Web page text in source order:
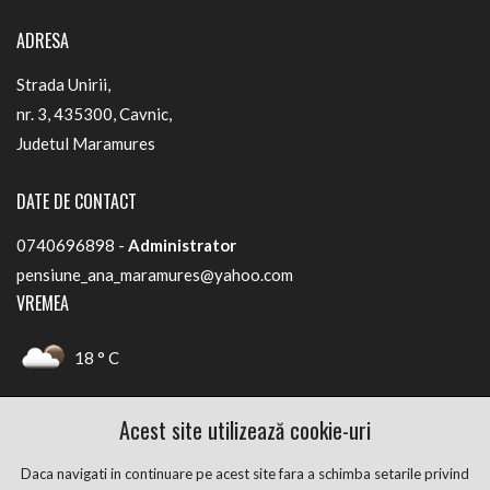
Acest site utilizează cookie-uri
Daca navigati in continuare pe acest site fara a schimba setarile privind
ADRESA
Strada Unirii,
nr. 3, 435300, Cavnic,
Judetul Maramures
DATE DE CONTACT
0740696898 - Administrator
pensiune_ana_maramures@yahoo.com
VREMEA
18 ° C
Cavnic, Maramures